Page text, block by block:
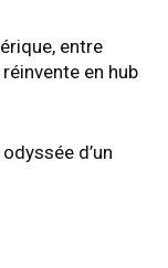
entre
en hub
odyssée d’un